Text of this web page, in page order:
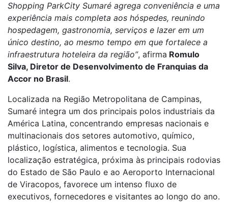
Shopping ParkCity Sumaré agrega conveniência e uma
experiência mais completa aos hóspedes, reunindo
hospedagem, gastronomia, serviços e lazer em um
único destino, ao mesmo tempo em que fortalece a
infraestrutura hoteleira da região”, afirma Romulo
Silva, Diretor de Desenvolvimento de Franquias da
Accor no Brasil.
Localizada na Região Metropolitana de Campinas,
Sumaré integra um dos principais polos industriais da
América Latina, concentrando empresas nacionais e
multinacionais dos setores automotivo, químico,
plástico, logística, alimentos e tecnologia. Sua
localização estratégica, próxima às principais rodovias
do Estado de São Paulo e ao Aeroporto Internacional
de Viracopos, favorece um intenso fluxo de
executivos, fornecedores e visitantes ao longo do ano.